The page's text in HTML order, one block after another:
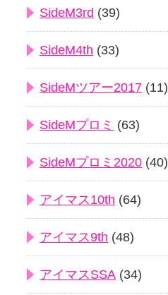
SideM3rd (39)
SideM4th (33)
SideMツアー2017 (11)
SideMプロミ (63)
SideMプロミ2020 (40)
アイマス10th (64)
アイマス9th (48)
アイマスSSA (34)